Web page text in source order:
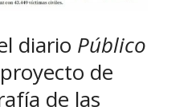
diario Público
de
de las